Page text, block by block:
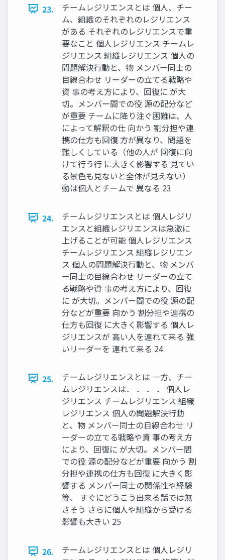
23.
チームレジリエンスとは 個人、チー
ム、組織のそれぞれのレジリエンス
がある それぞれのレジリエンスで重
要なこと 個人レジリエンス チームレ
ジリエンス 組織レジリエンス 個人の
問題解決行動と、物 メンバー同士の
目線合わせ リーダーの立てる戦略や
資 事の考え方により、回復に が大
切。メンバー間での役 源の配分など
が重要 チームに降り注ぐ困難は、人
によって解釈の仕 向かう 割分担や連
携の仕方も回復 方が異なり、問題を
難しくしている（他の人が 回復に向
けて行う行 に大きく影響する 見てい
る景色も見ないと全体が見えない）
動は個人とチームで 異なる 23
24.
チームレジリエンスとは 個人レジリ
エンスと組織レジリエンスは急激に
上げることが可能 個人レジリエンス
チームレジリエンス 組織レジリエン
ス 個人の問題解決行動と、物 メンバ
ー同士の目線合わせ リーダーの立て
る戦略や資 事の考え方により、回復
に が大切。メンバー間での役 源の配
分などが重要 向かう 割分担や連携の
仕方も回復 に大きく影響する 個人レ
ジリエンスが 高い人を連れて来る 強
いリーダーを 連れて来る 24
25.
チームレジリエンスとは 一方、チー
ムレジリエンスは． ． ． ． 個人レ
ジリエンス チームレジリエンス 組織
レジリエンス 個人の問題解決行動
と、物 メンバー同士の目線合わせ リ
ーダーの立てる戦略や資 事の考え方
により、回復に が大切。メンバー間
での役 源の配分などが重要 向かう 割
分担や連携の仕方も回復 に大きく影
響する メンバー同士の関係性や経験
等、 すぐにどうこう出来る話では無
さそう さらに個人や組織から受ける
影響も大きい 25
26.
チームレジリエンスとは 個人レジリ